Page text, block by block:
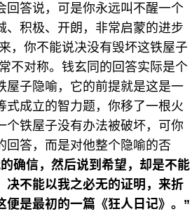
回答说，可是你永远叫不醒一个
、积极、开朗，非常启蒙的进步
，你不能说决没有毁坏这铁屋子
不对称。钱玄同的回答实际是个
屋子隐喻，它的前提就是这是一
式成立的智力题，你移了一根火
个铁屋子没有办法被破坏，可你
回答，而是对他整个隐喻的否
确信，然后说到希望，却是不能
决不能以我之必无的证明，来折
是最初的一篇《狂人日记》。”